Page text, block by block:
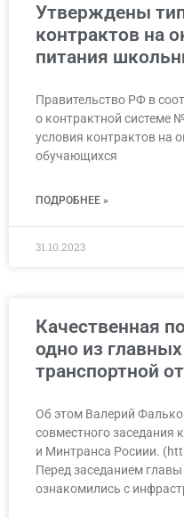
Утверждены
контрактов на
питания
Правительство РФ в
о контрактной системе
условия контрактов на
обучающихся
ПОДРОБНЕЕ »
31.10.2023
Качественная
одно из
транспортной
Об этом Валерий
совместного заседания
и Минтранса Росиии.
Перед заседанием
ознакомились с